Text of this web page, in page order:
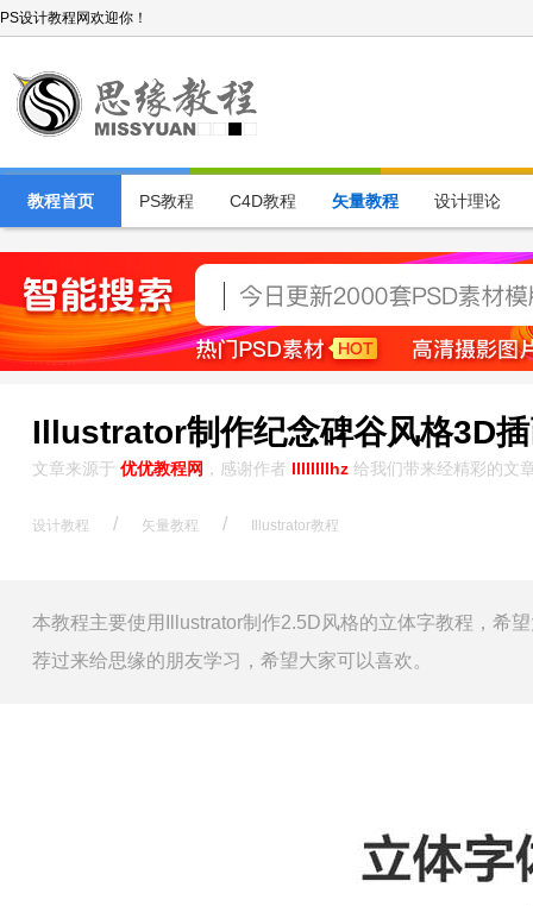
PS设计教程网欢迎你！
教程首页 PS教程 C4D教程 矢量教程 设计理论
Illustrator制作纪念碑谷风格3D
文章来源于 优优教程网 ，感谢作者 llllllllhz 给我们带来经精彩的文
设计教程 / 矢量教程 / Illustrator教程
本教程主要使用Illustrator制作2.5D风格的立体字教程，希
荐过来给思缘的朋友学习，希望大家可以喜欢。